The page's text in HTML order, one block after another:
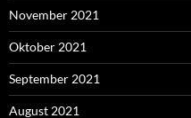
November 2021
Oktober 2021
September 2021
August 2021